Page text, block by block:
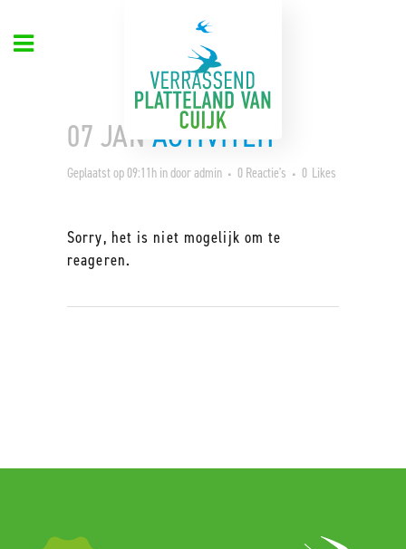
07 JAN ACTIVITEIT
Geplaatst op 09:11h indooradmin 0 Reactie's 0 Likes
Sorry, het is niet mogelijk om te
reageren.